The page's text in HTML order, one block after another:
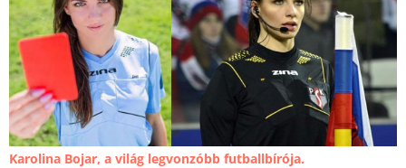
Karolina Bojar, a világ legvonzóbb futballbírója.